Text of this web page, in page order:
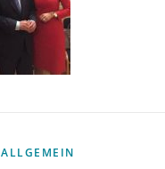
ALLGEMEIN